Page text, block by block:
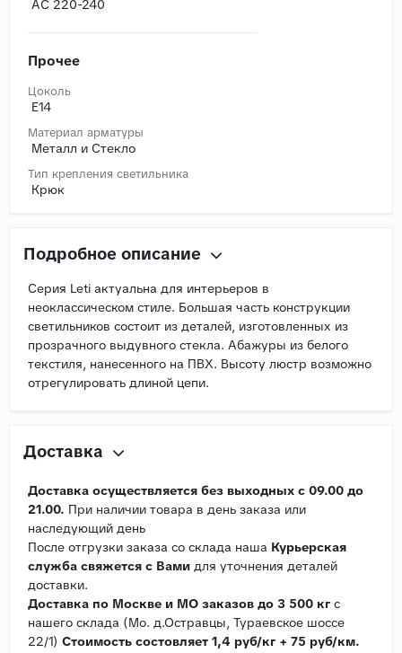
AC 220-240
Прочее
Цоколь
E14
Материал арматуры
Металл и Стекло
Тип крепления светильника
Крюк
Подробное описание
Серия Leti актуальна для интерьеров в
неоклассическом стиле. Большая часть конструкции
светильников состоит из деталей, изготовленных из
прозрачного выдувного стекла. Абажуры из белого
текстиля, нанесенного на ПВХ. Высоту люстр возможно
отрегулировать длиной цепи.
Доставка
Доставка осуществляется без выходных с 09.00 до
21.00. При наличии товара в день заказа или
наследующий день
После отгрузки заказа со склада наша Курьерская
служба свяжется с Вами для уточнения деталей
доставки.
Доставка по Москве и МО заказов до 3 500 кг с
нашего склада (Мо. д.Остравцы, Тураевское шоссе
22/1) Стоимость состовляет 1,4 руб/кг + 75 руб/км.